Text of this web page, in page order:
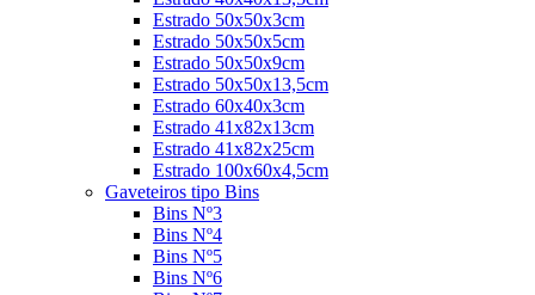
Estrado 50x50x3cm
Estrado 50x50x5cm
Estrado 50x50x9cm
Estrado 50x50x13,5cm
Estrado 60x40x3cm
Estrado 41x82x13cm
Estrado 41x82x25cm
Estrado 100x60x4,5cm
Gaveteiros tipo Bins
Bins Nº3
Bins Nº4
Bins Nº5
Bins Nº6